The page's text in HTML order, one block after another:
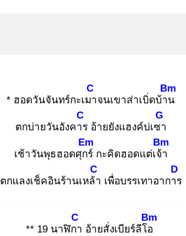
* ฮอดวันจันทร์กะเมา
C
จนเขาส่าเบิ่ดบ้าน
Bm
ตกบ่ายวันอังคาร
C
อ้ายยังแฮงค์บ่เซา
G
เช้าวันพุธฮอดศุกร์
Em
กะคิดฮอดแต่เจ้า
Bm
ตกแลงเช็คอินร้านเหล้า
C
เพื่อบรรเทาอาการ
D
** 19 นาฬิกา
C
อ้ายสั่งเบียร์ลีโอ
Bm